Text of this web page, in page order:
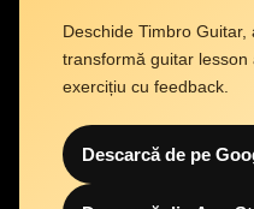
Deschide Timbro
transformă guitar
exercițiu cu feedback.
Descarcă de pe